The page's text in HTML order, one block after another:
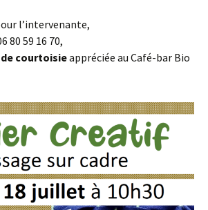
l’intervenante,
80 59 16 70,
de courtoisieappréciée au Café-bar Bio